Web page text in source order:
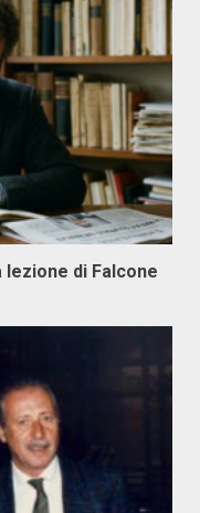
lezione di Falcone